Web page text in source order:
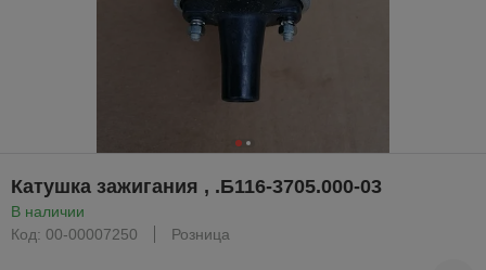
Катушка зажигания , .Б116-3705.000-03
В наличии
Код: 00-00007250
Розница